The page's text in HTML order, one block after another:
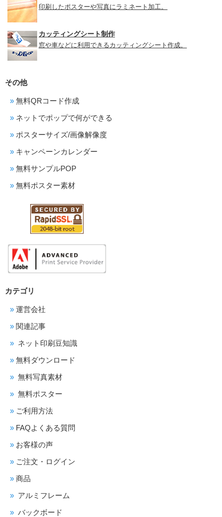
印刷したポスターや写真にラミネート加工。
カッティングシート制作
窓や車などに利用できるカッティングシート作成。
その他
無料QRコード作成
ネットでポップで何ができる
ポスターサイズ/画像解像度
キャンペーンカレンダー
無料サンプルPOP
無料ポスター素材
カテゴリ
運営会社
関連記事
ネット印刷豆知識
無料ダウンロード
無料写真素材
無料ポスター
ご利用方法
FAQよくある質問
お客様の声
ご注文・ログイン
商品
アルミフレーム
バックボード